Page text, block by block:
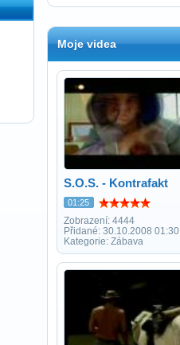
Moje videa
S.O.S. - Kontrafakt
01:25
Zobrazení: 4444
Přidané: 30.10.2008 01:30
Kategorie: Zábava